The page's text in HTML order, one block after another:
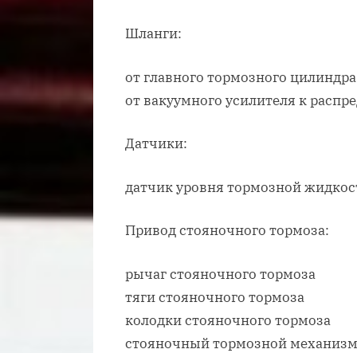
Шланги:
от главного тормозного
от вакуумного усилителя к
Датчики:
датчик уровня тормозной
Привод стояночного тормоза:
рычаг стояночного тормоза
тяги стояночного тормоза
колодки стояночного тормоза
стояночный тормозной механизм